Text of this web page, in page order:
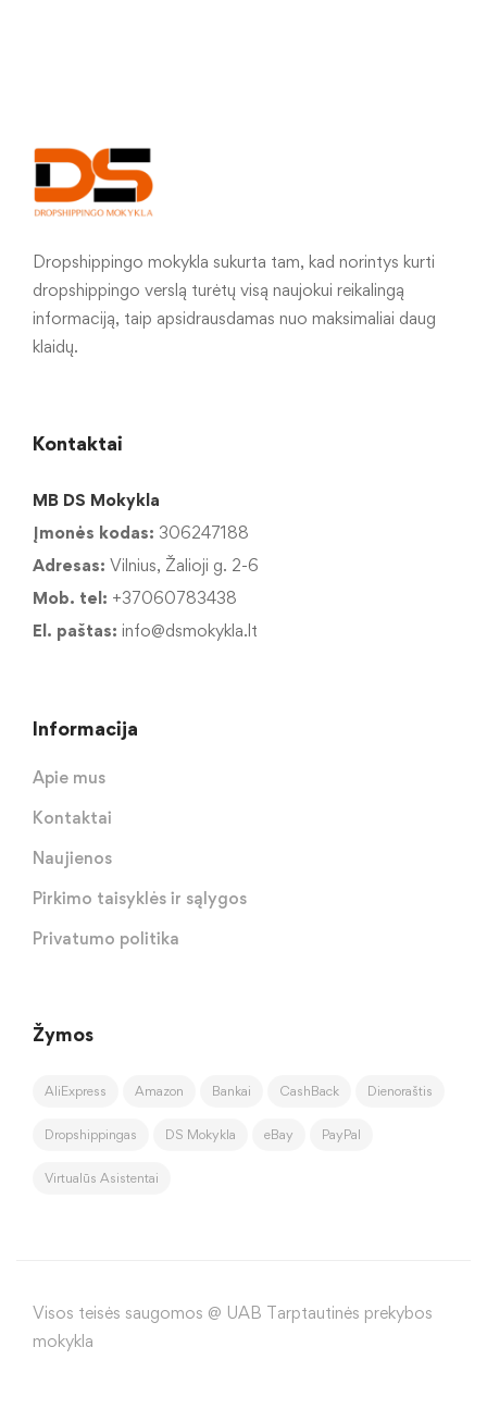
Dropshippingo mokykla sukurta tam, kad norintys kurti
dropshippingo verslą turėtų visą naujokui reikalingą
informaciją, taip apsidrausdamas nuo maksimaliai daug
klaidų.
Kontaktai
MB DS Mokykla
Įmonės kodas: 306247188
Adresas: Vilnius, Žalioji g. 2-6
Mob. tel: +37060783438
El. paštas: info@dsmokykla.lt
Informacija
Apie mus
Kontaktai
Naujienos
Pirkimo taisyklės ir sąlygos
Privatumo politika
Žymos
AliExpress Amazon Bankai CashBack Dienoraštis
Dropshippingas DS Mokykla eBay PayPal
Virtualūs Asistentai
Visos teisės saugomos @ UAB Tarptautinės prekybos
mokykla